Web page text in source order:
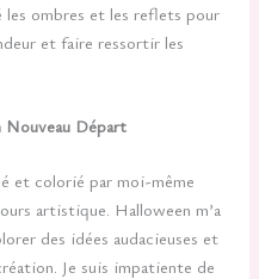
les ombres et les reflets pour
et faire ressortir les
Nouveau Départ
et colorié par moi-même
artistique. Halloween m’a
des idées audacieuses et
Je suis impatiente de